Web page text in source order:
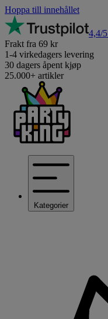
Hoppa till innehållet
4,4/5
Frakt fra 69 kr
1-4 virkedagers levering
30 dagers åpent kjøp
25.000+ artikler
Kategorier